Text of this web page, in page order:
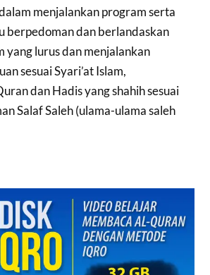
menjalankan program serta
berpedoman dan berlandaskan
yang lurus dan menjalankan
sesuai Syari’at Islam,
dan Hadis yang shahih sesuai
Salaf Saleh (ulama-ulama saleh